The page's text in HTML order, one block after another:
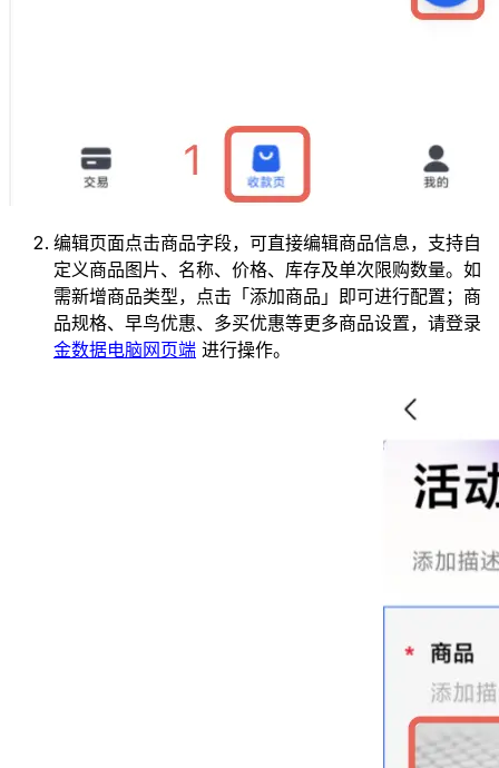
编辑页面点击商品字段，可直接编辑商品信息，支持自
定义商品图片、名称、价格、库存及单次限购数量。如
需新增商品类型，点击「添加商品」即可进行配置；商
品规格、早鸟优惠、多买优惠等更多商品设置，请登录
金数据电脑网页端 进行操作。